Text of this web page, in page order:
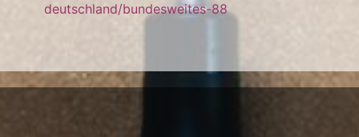
deutschland/bundesweites-88